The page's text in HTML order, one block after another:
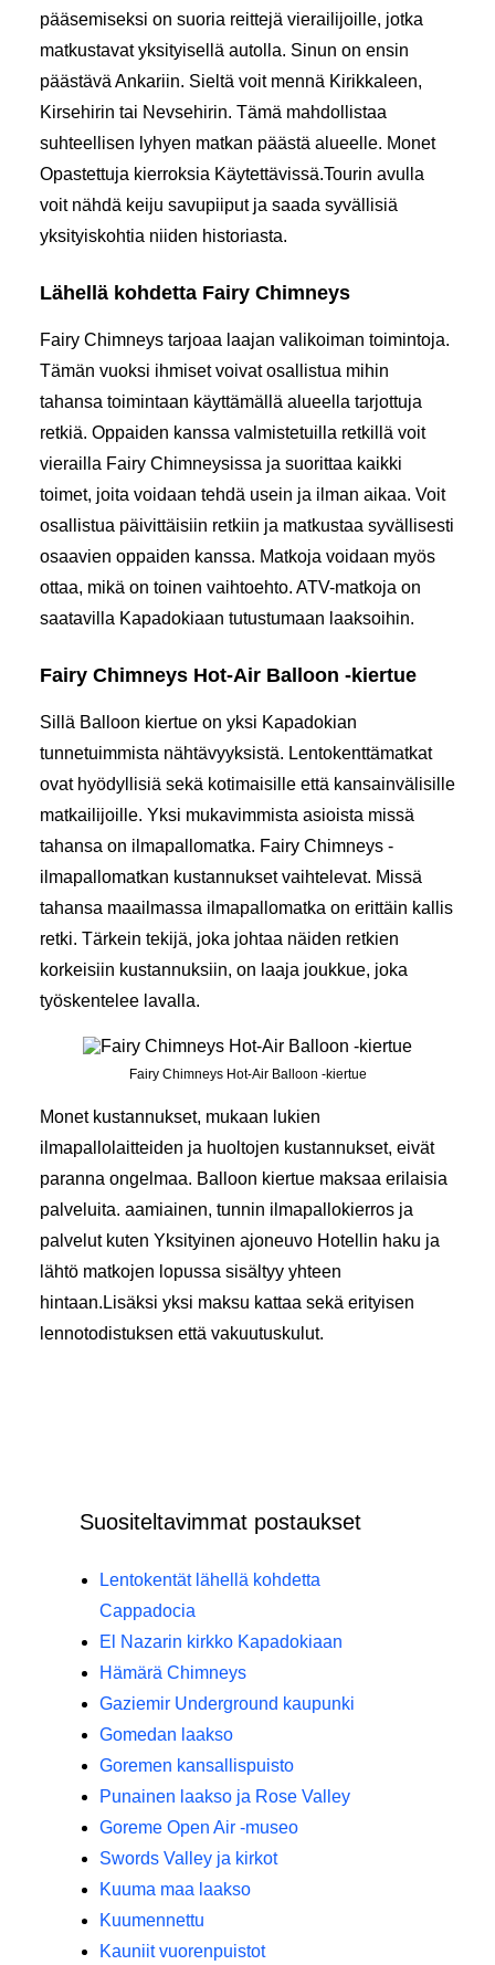
pääsemiseksi on suoria reittejä vierailijoille, jotka
matkustavat yksityisellä autolla. Sinun on ensin
päästävä Ankariin. Sieltä voit mennä Kirikkaleen,
Kirsehirin tai Nevsehirin. Tämä mahdollistaa
suhteellisen lyhyen matkan päästä alueelle. Monet
Opastettuja kierroksia Käytettävissä.Tourin avulla
voit nähdä keiju savupiiput ja saada syvällisiä
yksityiskohtia niiden historiasta.
Lähellä kohdetta Fairy Chimneys
Fairy Chimneys tarjoaa laajan valikoiman toimintoja.
Tämän vuoksi ihmiset voivat osallistua mihin
tahansa toimintaan käyttämällä alueella tarjottuja
retkiä. Oppaiden kanssa valmistetuilla retkillä voit
vierailla Fairy Chimneysissa ja suorittaa kaikki
toimet, joita voidaan tehdä usein ja ilman aikaa. Voit
osallistua päivittäisiin retkiin ja matkustaa syvällisesti
osaavien oppaiden kanssa. Matkoja voidaan myös
ottaa, mikä on toinen vaihtoehto. ATV-matkoja on
saatavilla Kapadokiaan tutustumaan laaksoihin.
Fairy Chimneys Hot-Air Balloon -kiertue
Sillä Balloon kiertue on yksi Kapadokian
tunnetuimmista nähtävyyksistä. Lentokenttämatkat
ovat hyödyllisiä sekä kotimaisille että kansainvälisille
matkailijoille. Yksi mukavimmista asioista missä
tahansa on ilmapallomatka. Fairy Chimneys -
ilmapallomatkan kustannukset vaihtelevat. Missä
tahansa maailmassa ilmapallomatka on erittäin kallis
retki. Tärkein tekijä, joka johtaa näiden retkien
korkeisiin kustannuksiin, on laaja joukkue, joka
työskentelee lavalla.
Fairy Chimneys Hot-Air Balloon -kiertue
Monet kustannukset, mukaan lukien
ilmapallolaitteiden ja huoltojen kustannukset, eivät
paranna ongelmaa. Balloon kiertue maksaa erilaisia
palveluita. aamiainen, tunnin ilmapallokierros ja
palvelut kuten Yksityinen ajoneuvo Hotellin haku ja
lähtö matkojen lopussa sisältyy yhteen
hintaan.Lisäksi yksi maksu kattaa sekä erityisen
lennotodistuksen että vakuutuskulut.
Suositeltavimmat postaukset
Lentokentät lähellä kohdetta
Cappadocia
El Nazarin kirkko Kapadokiaan
Hämärä Chimneys
Gaziemir Underground kaupunki
Gomedan laakso
Goremen kansallispuisto
Punainen laakso ja Rose Valley
Goreme Open Air -museo
Swords Valley ja kirkot
Kuuma maa laakso
Kuumennettu
Kauniit vuorenpuistot